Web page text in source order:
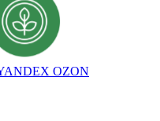
OZON